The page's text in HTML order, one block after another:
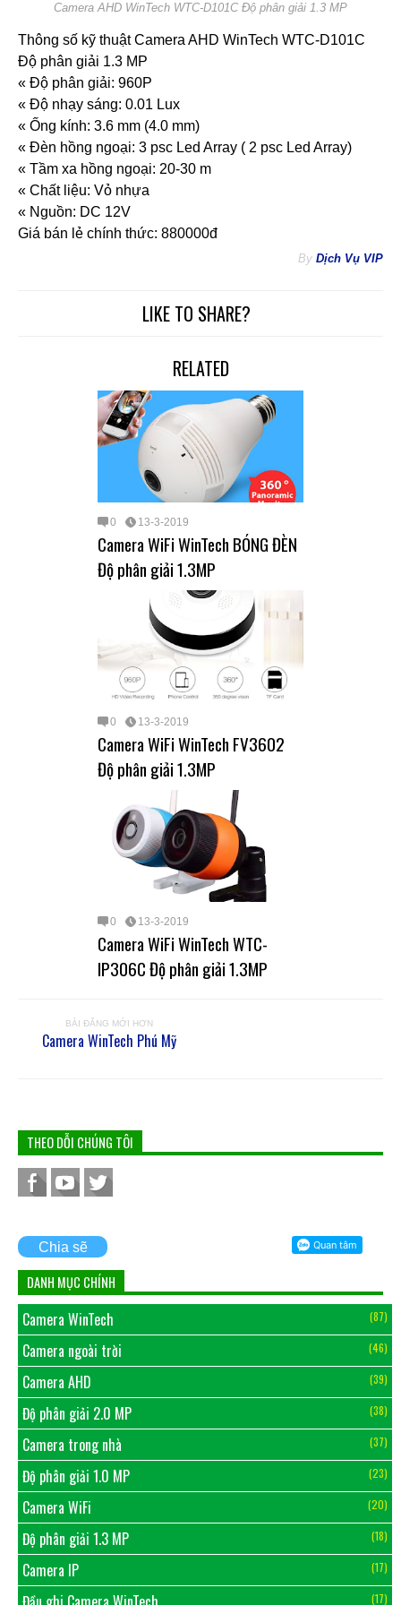
Camera AHD WinTech WTC-D101C Độ phân giải 1.3 MP
Thông số kỹ thuật Camera AHD WinTech WTC-D101C
Độ phân giải 1.3 MP
« Độ phân giải: 960P
« Độ nhạy sáng: 0.01 Lux
« Ống kính: 3.6 mm (4.0 mm)
« Đèn hồng ngoại: 3 psc Led Array ( 2 psc Led Array)
« Tầm xa hồng ngoại: 20-30 m
« Chất liệu: Vỏ nhựa
« Nguồn: DC 12V
Giá bán lẻ chính thức: 880000đ
By Dịch Vụ VIP
LIKE TO SHARE?
RELATED
0 13-3-2019
Camera WiFi WinTech BÓNG ĐÈN
Độ phân giải 1.3MP
0 13-3-2019
Camera WiFi WinTech FV3602
Độ phân giải 1.3MP
0 13-3-2019
Camera WiFi WinTech WTC-
IP306C Độ phân giải 1.3MP
BÀI ĐĂNG MỚI HƠN
Camera WinTech Phú Mỹ
THEO DỖI CHÚNG TÔI
Chia sẽ
DANH MỤC CHÍNH
Camera WinTech (87)
Camera ngoài trời (46)
Camera AHD (39)
Độ phân giải 2.0 MP (38)
Camera trong nhà (37)
Độ phân giải 1.0 MP (23)
Camera WiFi (20)
Độ phân giải 1.3 MP (18)
Camera IP (17)
(17)